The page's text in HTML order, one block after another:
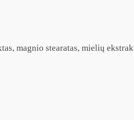
magnio stearatas, mielių